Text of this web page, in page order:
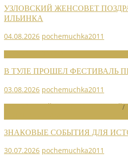
УЗЛОВСКИЙ ЖЕНСОВЕТ
ИЛЬИНКА
04.08.2026 pochemuchka2011
В ТУЛЕ ПРОШЕЛ ФЕСТИВАЛЬ
03.08.2026 pochemuchka2011
/
ЗНАКОВЫЕ СОБЫТИЯ ДЛЯ
30.07.2026 pochemuchka2011